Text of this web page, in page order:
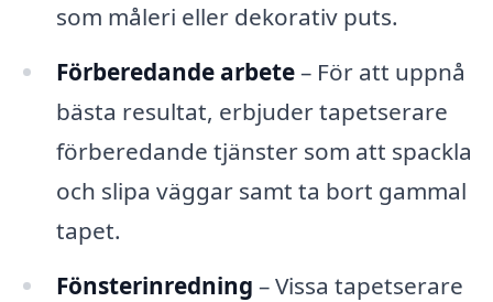
som måleri eller dekorativ puts.
Förberedande arbete– För att uppnå
bästa resultat, erbjuder tapetserare
förberedande tjänster som att spackla
och slipa väggar samt ta bort gammal
tapet.
Fönsterinredning – Vissa tapetserare